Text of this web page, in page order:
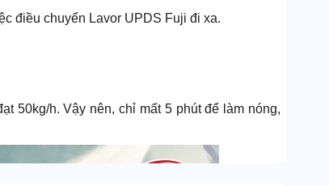
điều chuyển Lavor UPDS Fuji đi xa.
50kg/h. Vậy nên, chỉ mất 5 phút để làm nóng,